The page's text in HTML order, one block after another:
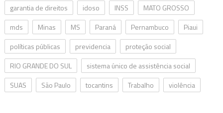
garantia de direitos
idoso INSS
MATO GROSSO
mds
Minas MS Paraná Pernambuco
Piaui
políticas públicas
previdencia
proteção social
RIO GRANDE DO SUL
sistema único de assistência social
SUAS
São Paulo tocantins Trabalho violência